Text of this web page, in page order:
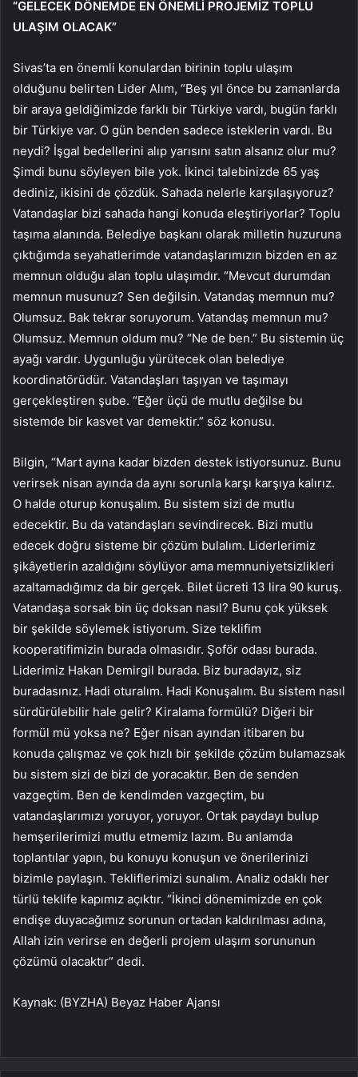
“GELECEK DÖNEMDE EN ÖNEMLİ PROJEMİZ TOPLU
ULAŞIM OLACAK”
Sivas’ta en önemli konulardan birinin toplu ulaşım
olduğunu belirten Lider Alım, “Beş yıl önce bu zamanlarda
bir araya geldiğimizde farklı bir Türkiye vardı, bugün farklı
bir Türkiye var. O gün benden sadece isteklerin vardı. Bu
neydi? İşgal bedellerini alıp yarısını satın alsanız olur mu?
Şimdi bunu söyleyen bile yok. İkinci talebinizde 65 yaş
dediniz, ikisini de çözdük. Sahada nelerle karşılaşıyoruz?
Vatandaşlar bizi sahada hangi konuda eleştiriyorlar? Toplu
taşıma alanında. Belediye başkanı olarak milletin huzuruna
çıktığımda seyahatlerimde vatandaşlarımızın bizden en az
memnun olduğu alan toplu ulaşımdır. “Mevcut durumdan
memnun musunuz? Sen değilsin. Vatandaş memnun mu?
Olumsuz. Bak tekrar soruyorum. Vatandaş memnun mu?
Olumsuz. Memnun oldum mu? “Ne de ben.” Bu sistemin üç
ayağı vardır. Uygunluğu yürütecek olan belediye
koordinatörüdür. Vatandaşları taşıyan ve taşımayı
gerçekleştiren şube. “Eğer üçü de mutlu değilse bu
sistemde bir kasvet var demektir.” söz konusu.
Bilgin, “Mart ayına kadar bizden destek istiyorsunuz. Bunu
verirsek nisan ayında da aynı sorunla karşı karşıya kalırız.
O halde oturup konuşalım. Bu sistem sizi de mutlu
edecektir. Bu da vatandaşları sevindirecek. Bizi mutlu
edecek doğru sisteme bir çözüm bulalım. Liderlerimiz
şikâyetlerin azaldığını söylüyor ama memnuniyetsizlikleri
azaltamadığımız da bir gerçek. Bilet ücreti 13 lira 90 kuruş.
Vatandaşa sorsak bin üç doksan nasıl? Bunu çok yüksek
bir şekilde söylemek istiyorum. Size teklifim
kooperatifimizin burada olmasıdır. Şoför odası burada.
Liderimiz Hakan Demirgil burada. Biz buradayız, siz
buradasınız. Hadi oturalım. Hadi Konuşalım. Bu sistem nasıl
sürdürülebilir hale gelir? Kiralama formülü? Diğeri bir
formül mü yoksa ne? Eğer nisan ayından itibaren bu
konuda çalışmaz ve çok hızlı bir şekilde çözüm bulamazsak
bu sistem sizi de bizi de yoracaktır. Ben de senden
vazgeçtim. Ben de kendimden vazgeçtim, bu
vatandaşlarımızı yoruyor, yoruyor. Ortak paydayı bulup
hemşerilerimizi mutlu etmemiz lazım. Bu anlamda
toplantılar yapın, bu konuyu konuşun ve önerilerinizi
bizimle paylaşın. Tekliflerimizi sunalım. Analiz odaklı her
türlü teklife kapımız açıktır. “İkinci dönemimizde en çok
endişe duyacağımız sorunun ortadan kaldırılması adına,
Allah izin verirse en değerli projem ulaşım sorununun
çözümü olacaktır” dedi.
Kaynak: (BYZHA) Beyaz Haber Ajansı